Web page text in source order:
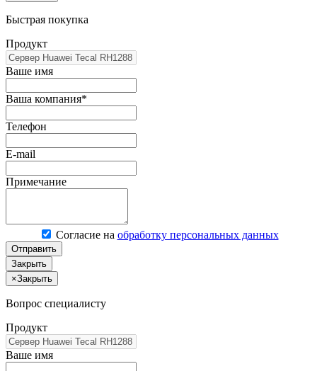
Быстрая покупка
Продукт
Ваше имя
Ваша компания*
Телефон
E-mail
Примечание
Согласие на обработку персональных данных
Отправить
Закрыть
×Закрыть
Вопрос специалисту
Продукт
Ваше имя